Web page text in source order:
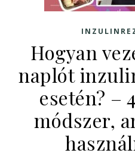
Hogyan
naplót
esetén? –
módszer,